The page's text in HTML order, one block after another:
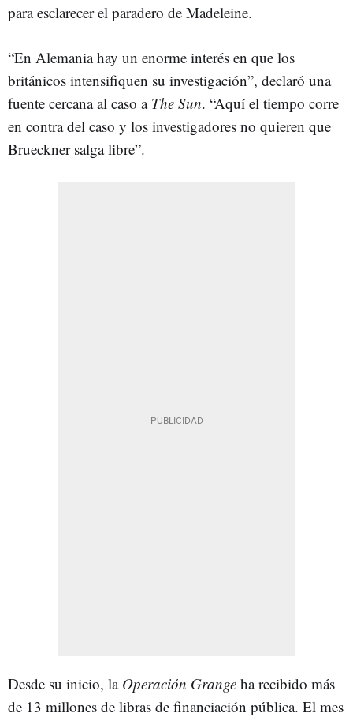
para esclarecer el paradero de Madeleine.
“En Alemania hay un enorme interés en que los
británicos intensifiquen su investigación”, declaró una
fuente cercana al caso a The Sun. “Aquí el tiempo corre
en contra del caso y los investigadores no quieren que
Brueckner salga libre”.
Desde su inicio, la Operación Grange ha recibido más
de 13 millones de libras de financiación pública. El mes